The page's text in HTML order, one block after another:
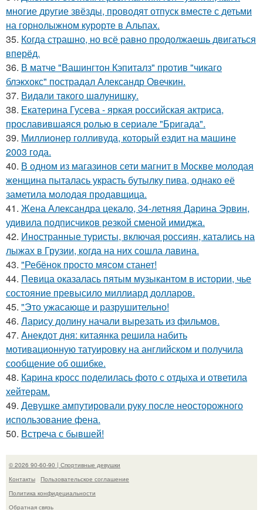
многие другие звёзды, проводят отпуск вместе с детьми
на горнолыжном курорте в Альпах.
35. Когда страшно, но всё равно продолжаешь двигаться
вперёд.
36. В матче "Вашингтон Кэпиталз" против "чикаго
блэкхокс" пострадал Александр Овечкин.
37. Видaли тaкого шaлунишку.
38. Екатерина Гусева - яркая российская актриса,
прославившаяся ролью в сериале "Бригада".
39. Миллионер голливуда, который ездит на машине
2003 года.
40. В одном из магазинов сети магнит в Москве молодая
женщина пыталась украсть бутылку пива, однако её
заметила молодая продавщица.
41. Жена Александра цекало, 34-летняя Дарина Эрвин,
удивила подписчиков резкой сменой имиджа.
42. Иностранные туристы, включая россиян, катались на
лыжах в Грузии, когда на них сошла лавина.
43. "Ребёнок просто мясом станет!
44. Певица оказалась пятым музыкантом в истории, чье
состояние превысило миллиард долларов.
45. "Это ужасающе и разрушительно!
46. Ларису долину начали вырезать из фильмов.
47. Aнекдот дня: китаянка решила набить
мотивационную татуировку на английском и получила
сообщение об ошибке.
48. Карина кросс поделилась фото с отдыха и ответила
хейтерам.
49. Девушке ампутировали руку после неосторожного
использование фена.
50. Встреча с бывшей!
© 2026 90-60-90 | Спортивные девушки
Контакты
Пользовательское соглашение
Политика конфидециальности
Обратная связь